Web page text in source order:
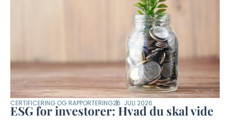
CERTIFICERING OG RAPPORTERING26. JULI 2026
ESG for investorer: Hvad du skal vide